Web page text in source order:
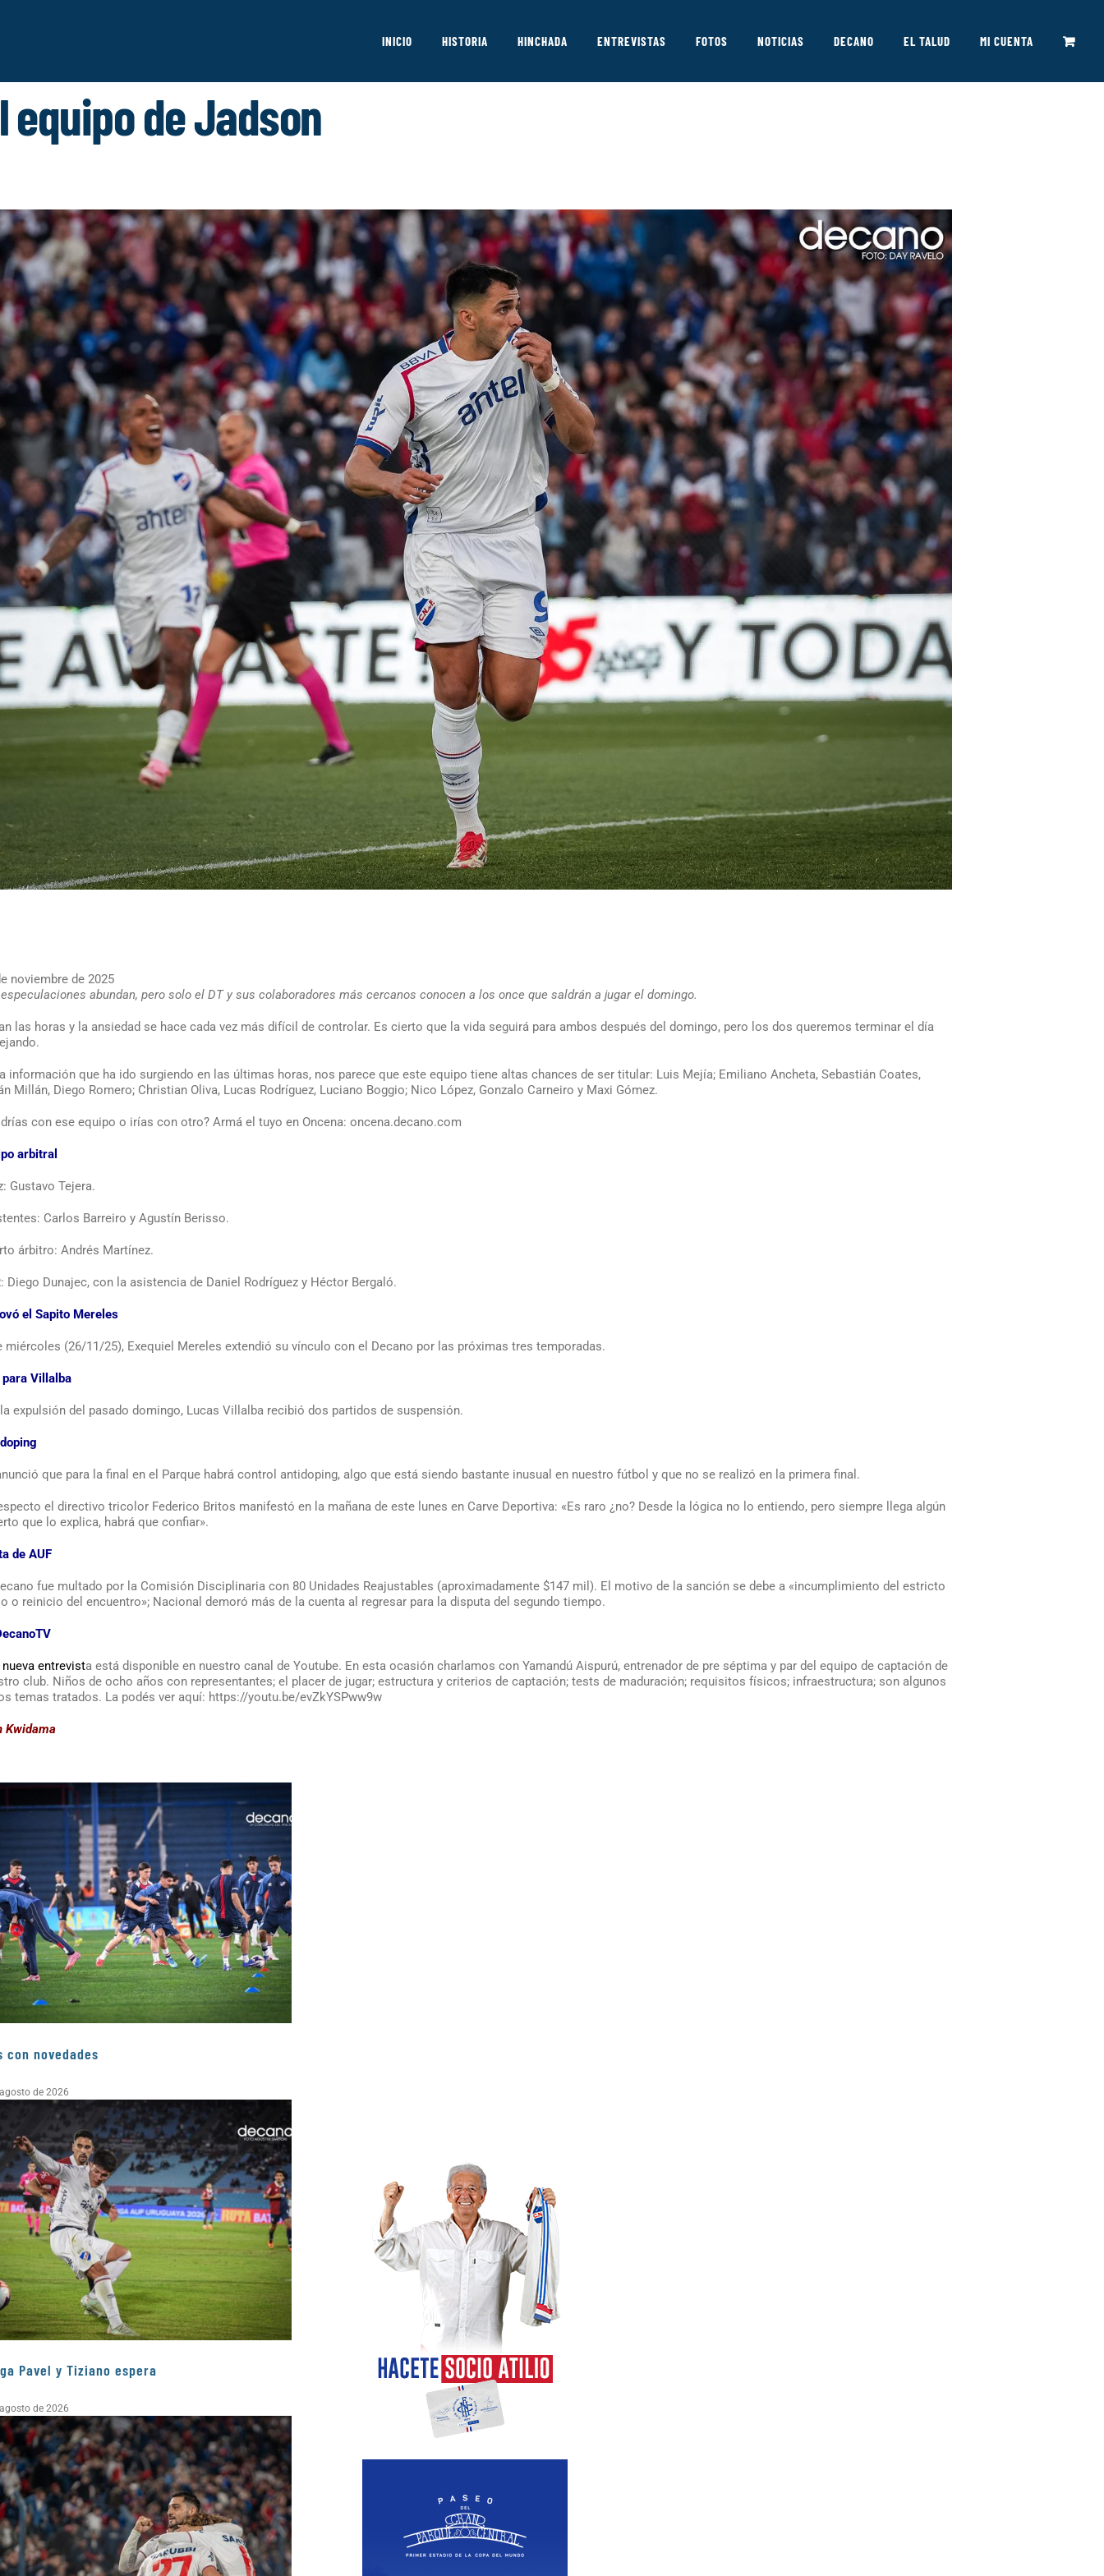
INICIO HISTORIA HINCHADA ENTREVISTAS FOTOS NOTICIAS DECANO EL TALUD MI CUENTA
equipo de Jadson
noviembre de 2025
abundan, pero solo el DT y sus colaboradores más cercanos conocen a los once que saldrán a jugar el domingo.
las horas y la ansiedad se hace cada vez más difícil de controlar. Es cierto que la vida seguirá para ambos después del domingo, pero los dos queremos terminar el día
información que ha ido surgiendo en las últimas horas, nos parece que este equipo tiene altas chances de ser titular: Luis Mejía; Emiliano Ancheta, Sebastián Coates,
Millán, Diego Romero; Christian Oliva, Lucas Rodríguez, Luciano Boggio; Nico López, Gonzalo Carneiro y Maxi Gómez.
con ese equipo o irías con otro? Armá el tuyo en Oncena: oncena.decano.com
arbitral
Gustavo Tejera.
Carlos Barreiro y Agustín Berisso.
árbitro: Andrés Martínez.
Diego Dunajec, con la asistencia de Daniel Rodríguez y Héctor Bergaló.
el Sapito Mereles
miércoles (26/11/25), Exequiel Mereles extendió su vínculo con el Decano por las próximas tres temporadas.
para Villalba
expulsión del pasado domingo, Lucas Villalba recibió dos partidos de suspensión.
que para la final en el Parque habrá control antidoping, algo que está siendo bastante inusual en nuestro fútbol y que no se realizó en la primera final.
el directivo tricolor Federico Britos manifestó en la mañana de este lunes en Carve Deportiva: «Es raro ¿no? Desde la lógica no lo entiendo, pero siempre llega algún
que lo explica, habrá que confiar».
de AUF
fue multado por la Comisión Disciplinaria con 80 Unidades Reajustables (aproximadamente $147 mil). El motivo de la sanción se debe a «incumplimiento del estricto
o reinicio del encuentro»; Nacional demoró más de la cuenta al regresar para la disputa del segundo tiempo.
nueva entrevista está disponible en nuestro canal de Youtube. En esta ocasión charlamos con Yamandú Aispurú, entrenador de pre séptima y par del equipo de captación de
club. Niños de ocho años con representantes; el placer de jugar; estructura y criterios de captación; tests de maduración; requisitos físicos; infraestructura; son algunos
temas tratados. La podés ver aquí: https://youtu.be/evZkYSPww9w
Kwidama
con novedades
de 2026
Pavel y Tiziano espera
de 2026